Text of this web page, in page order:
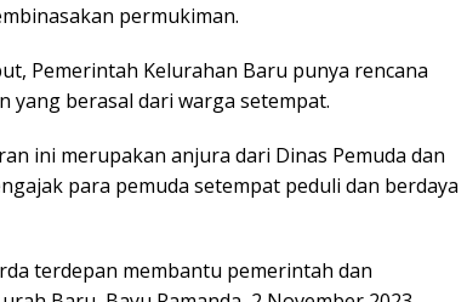
permukiman.
Pemerintah Kelurahan Baru punya rencana
yang berasal dari warga setempat.
ini merupakan anjura dari Dinas Pemuda dan
para pemuda setempat peduli dan berdaya
terdepan membantu pemerintah dan